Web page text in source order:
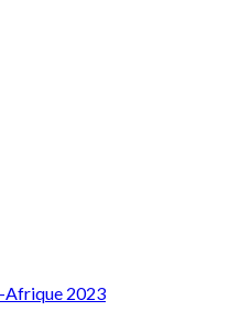
Afrique 2023